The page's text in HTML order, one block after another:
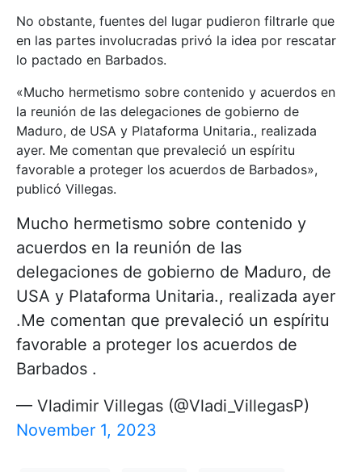
No obstante, fuentes del lugar pudieron filtrarle que
en las partes involucradas privó la idea por rescatar
lo pactado en Barbados.
«Mucho hermetismo sobre contenido y acuerdos en
la reunión de las delegaciones de gobierno de
Maduro, de USA y Plataforma Unitaria., realizada
ayer. Me comentan que prevaleció un espíritu
favorable a proteger los acuerdos de Barbados»,
publicó Villegas.
Mucho hermetismo sobre contenido y
acuerdos en la reunión de las
delegaciones de gobierno de Maduro, de
USA y Plataforma Unitaria., realizada ayer
.Me comentan que prevaleció un espíritu
favorable a proteger los acuerdos de
Barbados .
— Vladimir Villegas (@Vladi_VillegasP)
November 1, 2023